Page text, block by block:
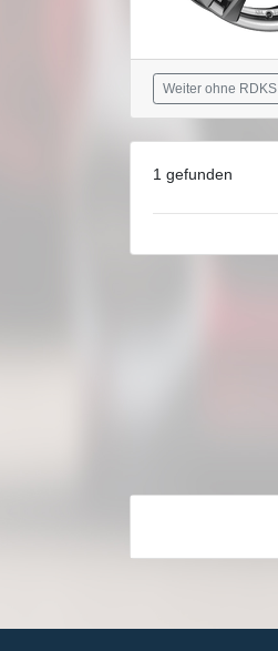
Weiter ohne RDKS
1 gefunden